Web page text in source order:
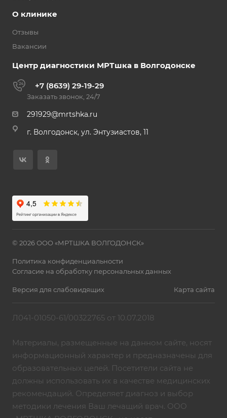
О клинике
Отзывы
Вакансии
Центр диагностики МРТшка в Волгодонске
+7 (8639) 29-19-29
Заказать звонок, 24/7
291929@mrtshka.ru
г. Волгодонск, ул. Энтузиастов, 11
© 2026 ООО «МРТШКА ВОЛГОДОНСК»
Политика конфиденциальности
Согласие на обработку персональных данных
Версия для слабовидящих Карта сайта
Л041-01050-61/00322765 от 10.07.2018
Материалы, размещенные на данном сайте, носят
информационный характер и предназначены для
образовательных целей. Посетители сайта не
должны использовать их в качестве медицинских
рекомендаций. Определяет диагноз и выбор
методики лечения Ваш лечащий врач. ООО